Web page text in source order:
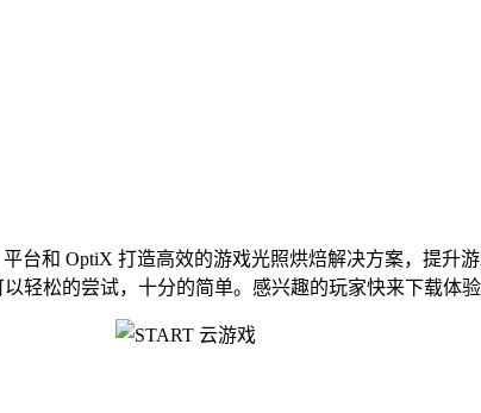
台和 OptiX 打造高效的游戏光照烘焙解决方案，提升
轻松的尝试，十分的简单。感兴趣的玩家快来下载体验